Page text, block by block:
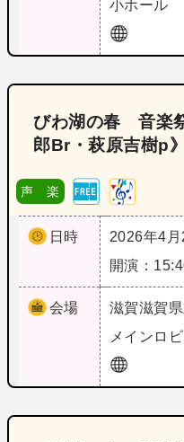
小ホール
びわ湖の春 音楽
郎Br・萩原吉樹p
声 楽
日時
2026年4月
開演：
会場 滋賀滋賀
メインロ